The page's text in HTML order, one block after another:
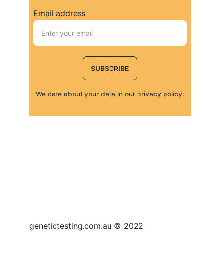
genetictesting.com.au © 2022
Email address
SUBSCRIBE
We care about your data in our privacy policy.